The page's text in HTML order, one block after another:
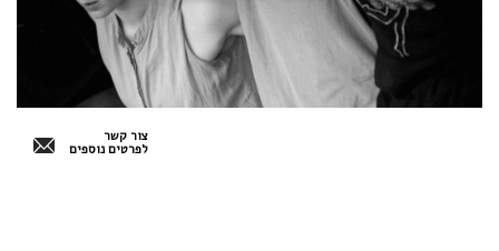
צור קשר
לפרטים נוספים